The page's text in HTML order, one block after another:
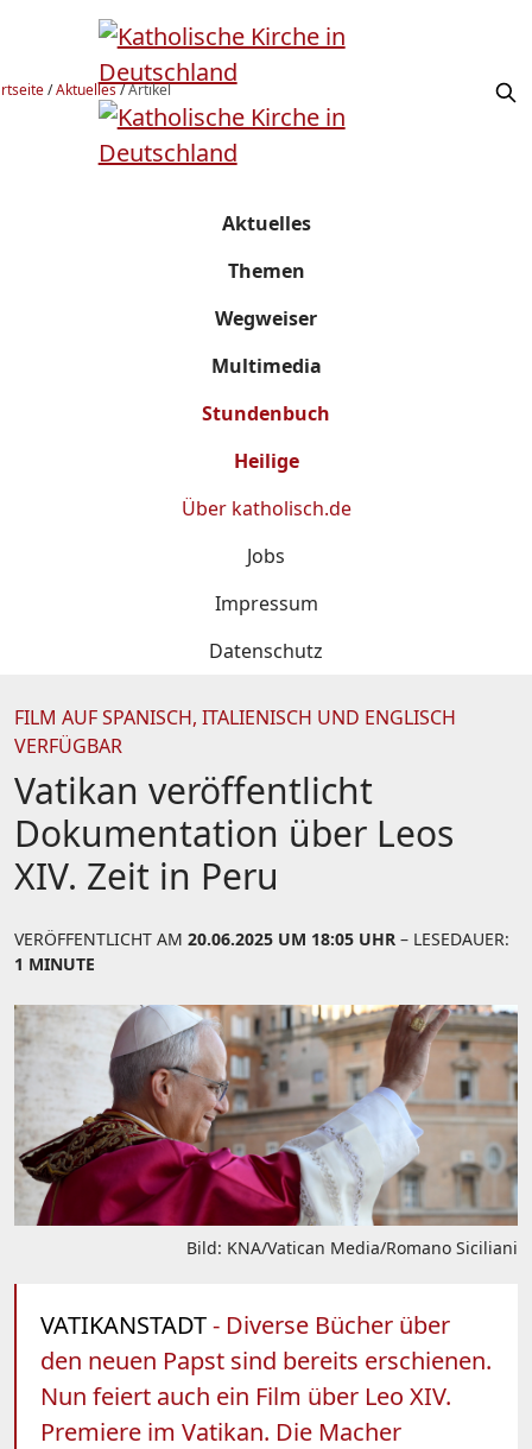
/Aktuelles/Artikel
Aktuelles
Themen
Wegweiser
Multimedia
Stundenbuch
Heilige
Über katholisch.de
Jobs
Impressum
Datenschutz
FILM AUF SPANISCH, ITALIENISCH UND ENGLISCH
VERFÜGBAR
Vatikan veröffentlicht
Dokumentation über Leos
XIV. Zeit in Peru
VERÖFFENTLICHT AM 20.06.2025 UM 18:05 UHR – LESEDAUER:
1 MINUTE
Bild: KNA/Vatican Media/Romano Siciliani
VATIKANSTADT- Diverse Bücher über
den neuen Papst sind bereits erschienen.
Nun feiert auch ein Film über Leo XIV.
Premiere im Vatikan. Die Macher